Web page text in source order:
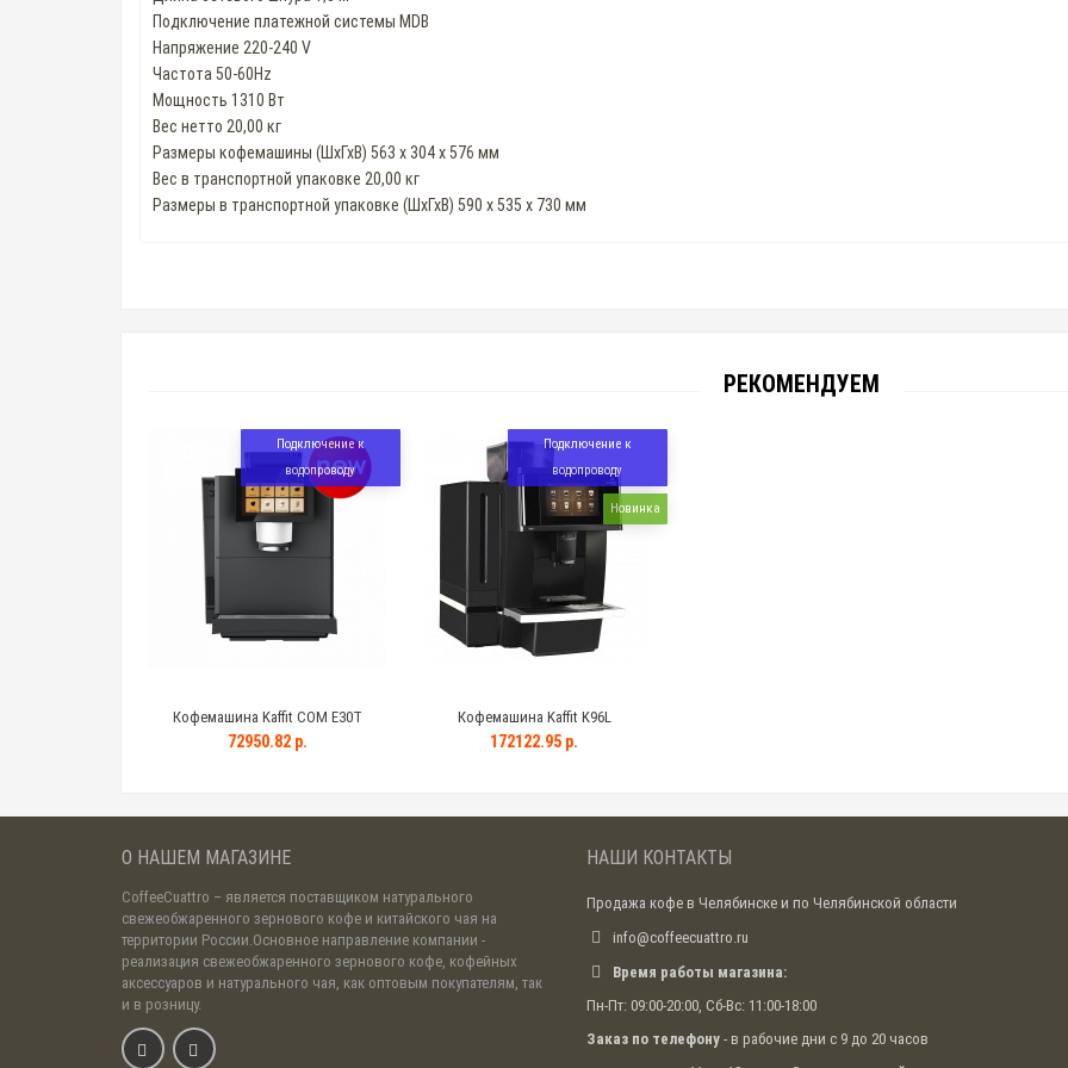
Подключение платежной системы MDB
Напряжение 220-240 V
Частота 50-60Hz
Мощность 1310 Вт
Вес нетто 20,00 кг
Размеры кофемашины (ШхГхВ) 563 х 304 х 576 мм
Вес в транспортной упаковке 20,00 кг
Размеры в транспортной упаковке (ШхГхВ) 590 х 535 х 730 мм
РЕКОМЕНДУЕМ
Подключение к
водопроводу
Кофемашина Kaffit COM E30T
72950.82 р.
Подключение к
водопроводу
Новинка
Кофемашина Kaffit K96L
172122.95 р.
О НАШЕМ МАГАЗИНЕ
CoffeeCuattro – является поставщиком натурального
свежеобжаренного зернового кофе и китайского чая на
территории России.Основное направление компании -
реализация свежеобжаренного зернового кофе, кофейных
аксессуаров и натурального чая, как оптовым покупателям, так
и в розницу.
НАШИ КОНТАКТЫ
Продажа кофе в Челябинске и по Челябинской области
info@coffeecuattro.ru
Время работы магазина:
Пн-Пт: 09:00-20:00, Сб-Вс: 11:00-18:00
Заказ по телефону - в рабочие дни с 9 до 20 часов